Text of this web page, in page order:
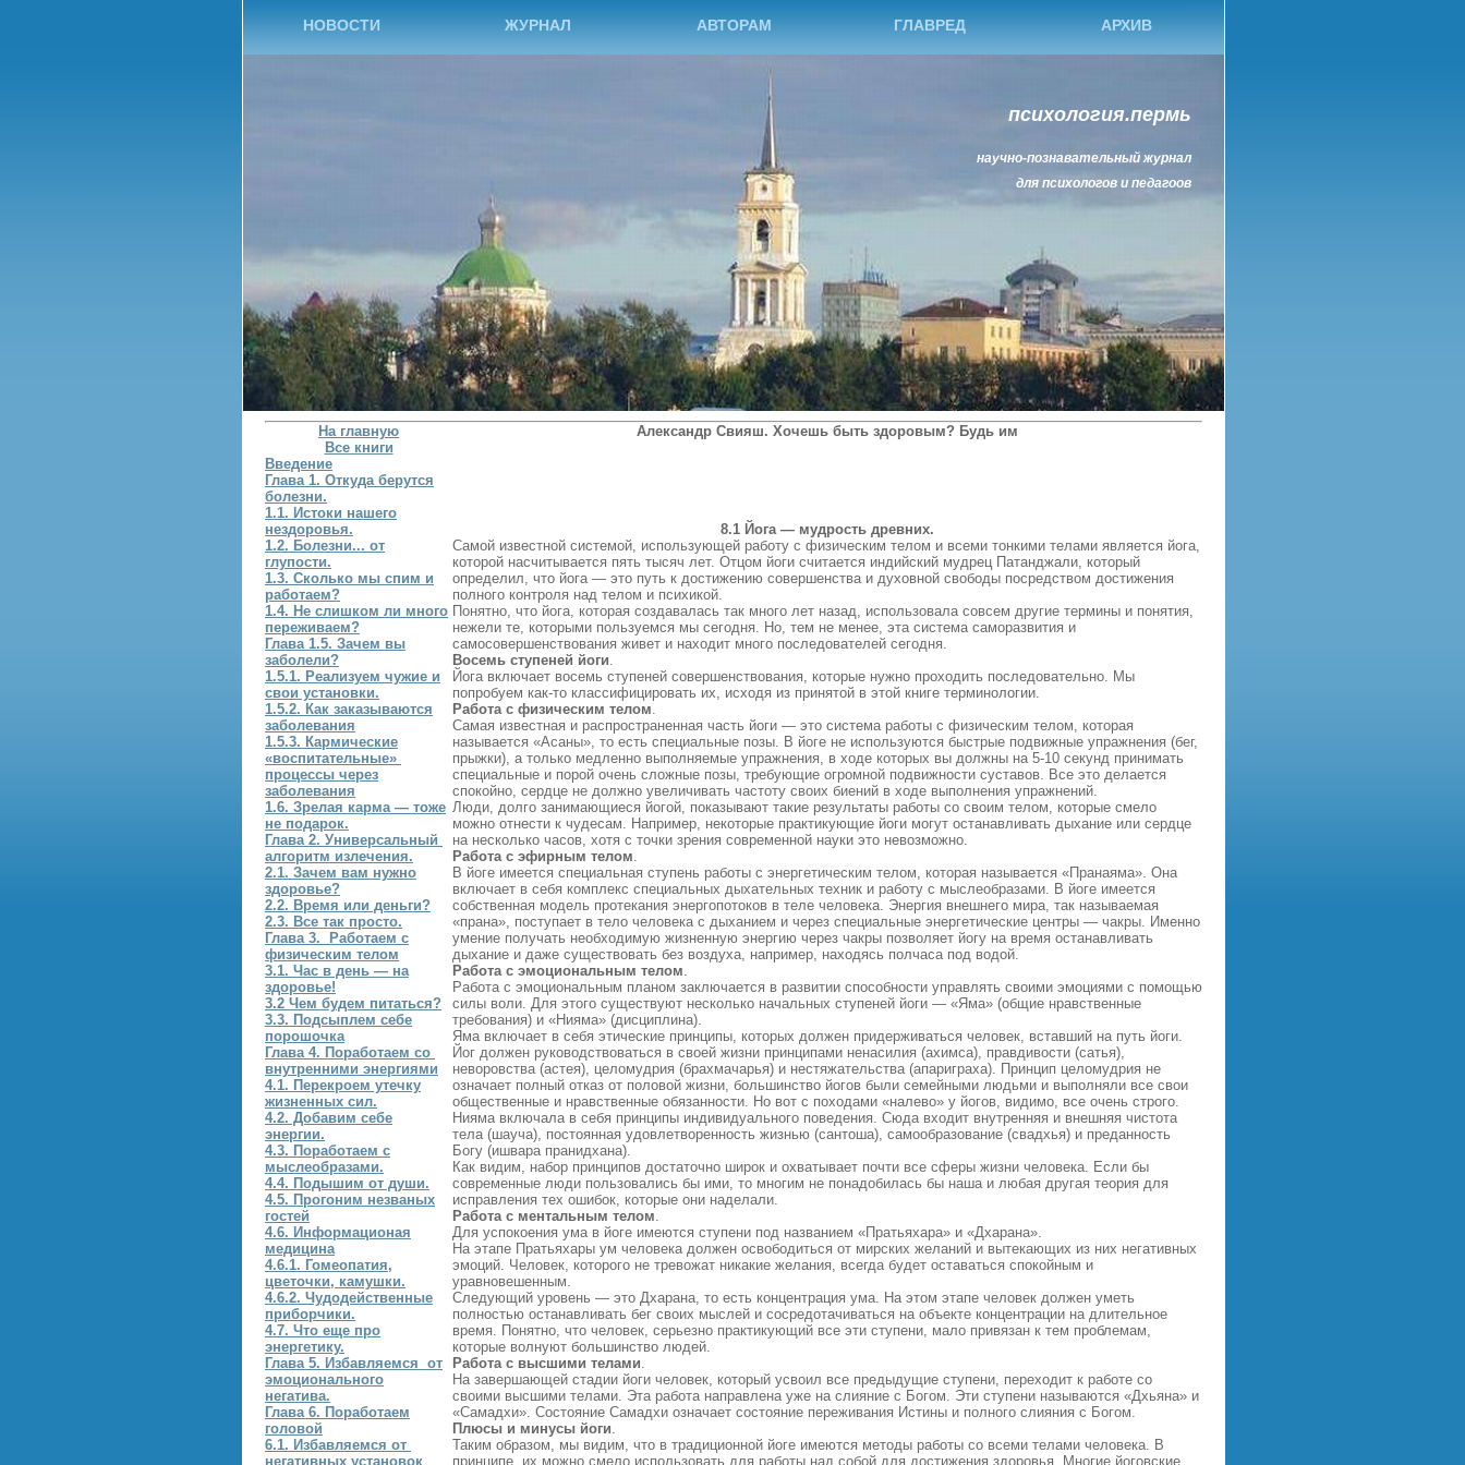
НОВОСТИ ЖУРНАЛ АВТОРАМ ГЛАВРЕД АРХИВ
психология.пермь
научно-познавательный журнал
для психологов и педагоов
На главную
Александр Свияш. Хочешь быть здоровым? Будь им
Все книги
Введение
Глава 1. Откуда берутся
болезни.
1.1. Истоки нашего
нездоровья.
1.2. Болезни... от
глупости.
1.3. Сколько мы спим и
работаем?
1.4. Не слишком ли много
переживаем?
Глава 1.5. Зачем вы
заболели?
1.5.1. Реализуем чужие и
свои установки.
1.5.2. Как заказываются
заболевания
1.5.3. Кармические
«воспитательные»
процессы через
заболевания
1.6. Зрелая карма — тоже
не подарок.
Глава 2. Универсальный
алгоритм излечения.
2.1. Зачем вам нужно
здоровье?
2.2. Время или деньги?
2.3. Все так просто.
Глава 3. Работаем с
физическим телом
3.1. Час в день — на
здоровье!
3.2 Чем будем питаться?
3.3. Подсыплем себе
порошочка
Глава 4. Поработаем со
внутренними энергиями
4.1. Перекроем утечку
жизненных сил.
4.2. Добавим себе
энергии.
4.3. Поработаем с
мыслеобразами.
4.4. Подышим от души.
4.5. Прогоним незваных
гостей
4.6. Информационая
медицина
4.6.1. Гомеопатия,
цветочки, камушки.
4.6.2. Чудодейственные
приборчики.
4.7. Что еще про
энергетику.
Глава 5. Избавляемся от
эмоционального
негатива.
Глава 6. Поработаем
головой
6.1. Избавляемся от
негативных установок
8.1 Йога — мудрость древних.
Самой известной системой, использующей работу с физическим телом и всеми тонкими телами является йога,
которой насчитывается пять тысяч лет. Отцом йоги считается индийский мудрец Патанджали, который
определил, что йога — это путь к достижению совершенства и духовной свободы посредством достижения
полного контроля над телом и психикой.
Понятно, что йога, которая создавалась так много лет назад, использовала совсем другие термины и понятия,
нежели те, которыми пользуемся мы сегодня. Но, тем не менее, эта система саморазвития и
самосовершенствования живет и находит много последователей сегодня.
Восемь ступеней йоги.
Йога включает восемь ступеней совершенствования, которые нужно проходить последовательно. Мы
попробуем как-то классифицировать их, исходя из принятой в этой книге терминологии.
Работа с физическим телом.
Самая известная и распространенная часть йоги — это система работы с физическим телом, которая
называется «Асаны», то есть специальные позы. В йоге не используются быстрые подвижные упражнения (бег,
прыжки), а только медленно выполняемые упражнения, в ходе которых вы должны на 5-10 секунд принимать
специальные и порой очень сложные позы, требующие огромной подвижности суставов. Все это делается
спокойно, сердце не должно увеличивать частоту своих биений в ходе выполнения упражнений.
Люди, долго занимающиеся йогой, показывают такие результаты работы со своим телом, которые смело
можно отнести к чудесам. Например, некоторые практикующие йоги могут останавливать дыхание или сердце
на несколько часов, хотя с точки зрения современной науки это невозможно.
Работа с эфирным телом.
В йоге имеется специальная ступень работы с энергетическим телом, которая называется «Пранаяма». Она
включает в себя комплекс специальных дыхательных техник и работу с мыслеобразами. В йоге имеется
собственная модель протекания энергопотоков в теле человека. Энергия внешнего мира, так называемая
«прана», поступает в тело человека с дыханием и через специальные энергетические центры — чакры. Именно
умение получать необходимую жизненную энергию через чакры позволяет йогу на время останавливать
дыхание и даже существовать без воздуха, например, находясь полчаса под водой.
Работа с эмоциональным телом.
Работа с эмоциональным планом заключается в развитии способности управлять своими эмоциями с помощью
силы воли. Для этого существуют несколько начальных ступеней йоги — «Яма» (общие нравственные
требования) и «Нияма» (дисциплина).
Яма включает в себя этические принципы, которых должен придерживаться человек, вставший на путь йоги.
Йог должен руководствоваться в своей жизни принципами ненасилия (ахимса), правдивости (сатья),
неворовства (астея), целомудрия (брахмачарья) и нестяжательства (апариграха). Принцип целомудрия не
означает полный отказ от половой жизни, большинство йогов были семейными людьми и выполняли все свои
общественные и нравственные обязанности. Но вот с походами «налево» у йогов, видимо, все очень строго.
Нияма включала в себя принципы индивидуального поведения. Сюда входит внутренняя и внешняя чистота
тела (шауча), постоянная удовлетворенность жизнью (сантоша), самообразование (свадхья) и преданность
Богу (ишвара пранидхана).
Как видим, набор принципов достаточно широк и охватывает почти все сферы жизни человека. Если бы
современные люди пользовались бы ими, то многим не понадобилась бы наша и любая другая теория для
исправления тех ошибок, которые они наделали.
Работа с ментальным телом.
Для успокоения ума в йоге имеются ступени под названием «Пратьяхара» и «Дхарана».
На этапе Пратьяхары ум человека должен освободиться от мирских желаний и вытекающих из них негативных
эмоций. Человек, которого не тревожат никакие желания, всегда будет оставаться спокойным и
уравновешенным.
Следующий уровень — это Дхарана, то есть концентрация ума. На этом этапе человек должен уметь
полностью останавливать бег своих мыслей и сосредотачиваться на объекте концентрации на длительное
время. Понятно, что человек, серьезно практикующий все эти ступени, мало привязан к тем проблемам,
которые волнуют большинство людей.
Работа с высшими телами.
На завершающей стадии йоги человек, который усвоил все предыдущие ступени, переходит к работе со
своими высшими телами. Эта работа направлена уже на слияние с Богом. Эти ступени называются «Дхьяна» и
«Самадхи». Состояние Самадхи означает состояние переживания Истины и полного слияния с Богом.
Плюсы и минусы йоги.
Таким образом, мы видим, что в традиционной йоге имеются методы работы со всеми телами человека. В
принципе, их можно смело использовать для работы над собой для достижения здоровья. Многие йоговские